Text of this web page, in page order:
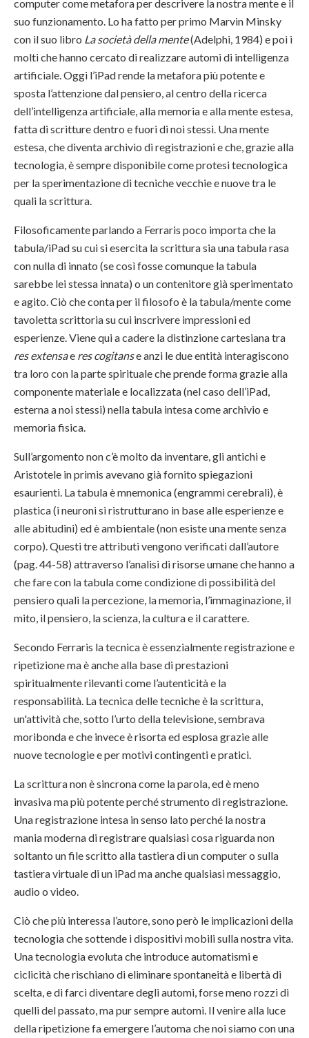
computer come metafora per descrivere la nostra mente e il
suo funzionamento. Lo ha fatto per primo Marvin Minsky
con il suo libro La società della mente(Adelphi, 1984) e poi i
molti che hanno cercato di realizzare automi di intelligenza
artificiale. Oggi l’iPad rende la metafora più potente e
sposta l’attenzione dal pensiero, al centro della ricerca
dell’intelligenza artificiale, alla memoria e alla mente estesa,
fatta di scritture dentro e fuori di noi stessi. Una mente
estesa, che diventa archivio di registrazioni e che, grazie alla
tecnologia, è sempre disponibile come protesi tecnologica
per la sperimentazione di tecniche vecchie e nuove tra le
quali la scrittura.
Filosoficamente parlando a Ferraris poco importa che la
tabula/iPad su cui si esercita la scrittura sia una tabula rasa
con nulla di innato (se così fosse comunque la tabula
sarebbe lei stessa innata) o un contenitore già sperimentato
e agito. Ciò che conta per il filosofo è la tabula/mente come
tavoletta scrittoria su cui inscrivere impressioni ed
esperienze. Viene qui a cadere la distinzione cartesiana tra
res extensae res cogitanse anzi le due entità interagiscono
tra loro con la parte spirituale che prende forma grazie alla
componente materiale e localizzata (nel caso dell’iPad,
esterna a noi stessi) nella tabula intesa come archivio e
memoria fisica.
Sull’argomento non c’è molto da inventare, gli antichi e
Aristotele in primis avevano già fornito spiegazioni
esaurienti. La tabula è mnemonica (engrammi cerebrali), è
plastica (i neuroni si ristrutturano in base alle esperienze e
alle abitudini) ed è ambientale (non esiste una mente senza
corpo). Questi tre attributi vengono verificati dall’autore
(pag. 44-58) attraverso l’analisi di risorse umane che hanno a
che fare con la tabula come condizione di possibilità del
pensiero quali la percezione, la memoria, l’immaginazione, il
mito, il pensiero, la scienza, la cultura e il carattere.
Secondo Ferraris la tecnica è essenzialmente registrazione e
ripetizione ma è anche alla base di prestazioni
spiritualmente rilevanti come l’autenticità e la
responsabilità. La tecnica delle tecniche è la scrittura,
un'attività che, sotto l’urto della televisione, sembrava
moribonda e che invece è risorta ed esplosa grazie alle
nuove tecnologie e per motivi contingenti e pratici.
La scrittura non è sincrona come la parola, ed è meno
invasiva ma più potente perché strumento di registrazione.
Una registrazione intesa in senso lato perché la nostra
mania moderna di registrare qualsiasi cosa riguarda non
soltanto un file scritto alla tastiera di un computer o sulla
tastiera virtuale di un iPad ma anche qualsiasi messaggio,
audio o video.
Ciò che più interessa l’autore, sono però le implicazioni della
tecnologia che sottende i dispositivi mobili sulla nostra vita.
Una tecnologia evoluta che introduce automatismi e
ciclicità che rischiano di eliminare spontaneità e libertà di
scelta, e di farci diventare degli automi, forse meno rozzi di
quelli del passato, ma pur sempre automi. Il venire alla luce
della ripetizione fa emergere l’automa che noi siamo con una